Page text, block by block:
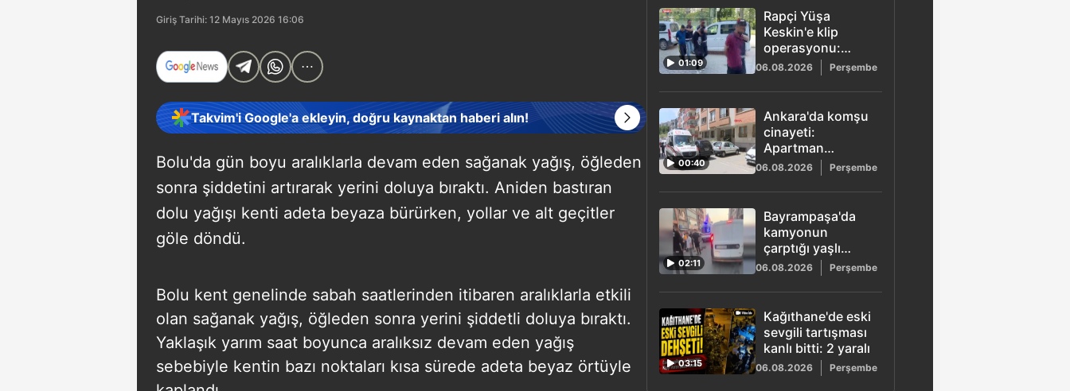
Giriş Tarihi: 12 Mayıs 2026 16:06
Takvim'i Google'a ekleyin, doğru kaynaktan haberi alın!
Bolu'da gün boyu aralıklarla devam eden sağanak yağış, öğleden
sonra şiddetini artırarak yerini doluya bıraktı. Aniden bastıran
dolu yağışı kenti adeta beyaza bürürken, yollar ve alt geçitler
göle döndü.
Bolu kent genelinde sabah saatlerinden itibaren aralıklarla etkili
olan sağanak yağış, öğleden sonra yerini şiddetli doluya bıraktı.
Yaklaşık yarım saat boyunca aralıksız devam eden yağış
sebebiyle kentin bazı noktaları kısa sürede adeta beyaz örtüyle
01:09
Rapçi Yüşa
Keskin'e klip
operasyonu:
Tüfekle poz veren
4 şüpheli adliyeye
sevk edildi
06.08.2026 Perşembe
00:40
Ankara'da komşu
cinayeti:
Apartman
yönetici
yardımcısı Ayhan
Koç tabancayla
vurularak
öldürüldü
06.08.2026 Perşembe
02:11
Bayrampaşa'da
kamyonun
çarptığı yaşlı
adam hayatını
kaybetti: Sürücü
gözaltına alındı
06.08.2026 Perşembe
03:15
Kağıthane'de eski
sevgili tartışması
kanlı bitti: 2 yaralı
06.08.2026 Perşembe